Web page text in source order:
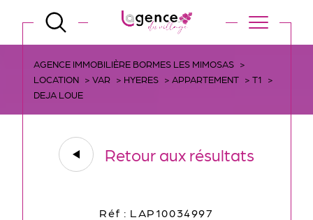
AGENCE IMMOBILIÈRE BORMES LES MIMOSAS
LOCATION
VAR HYERES APPARTEMENT
T1
DEJA LOUE
Retour aux résultats
Réf : LAP10034997